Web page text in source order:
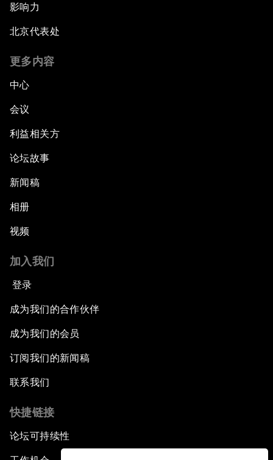
影响力
北京代表处
更多内容
中心
会议
利益相关方
论坛故事
新闻稿
相册
视频
加入我们
登录
成为我们的合作伙伴
成为我们的会员
订阅我们的新闻稿
联系我们
快捷链接
论坛可持续性